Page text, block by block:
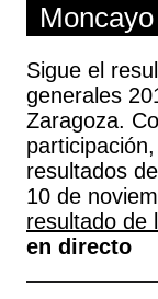
Sigue el
generales
Zaragoza.
resultados
10 de
resultado de
en directo